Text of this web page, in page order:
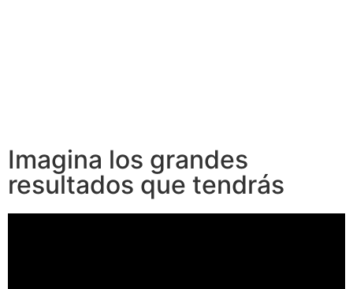
Imagina los grandes
resultados que tendrás